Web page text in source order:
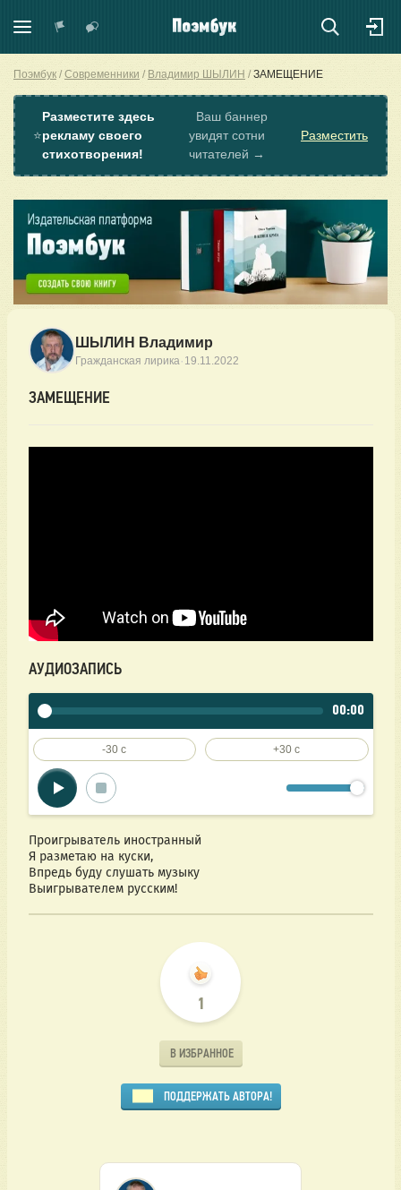
Поэмбук Современники Владимир ШЫЛИН ЗАМЕЩЕНИЕ
⭐
Разместите здесь
рекламу своего
стихотворения!
Ваш баннер
увидят сотни
читателей →
Разместить
ШЫЛИН Владимир
Гражданская лирика· 19.11.2022
ЗАМЕЩЕНИЕ
АУДИОЗАПИСЬ
00:00
-30 c +30 c
Проигрыватель иностранный
Я разметаю на куски,
Впредь буду слушать музыку
Выигрывателем русским!
1
В ИЗБРАННОЕ
ПОДДЕРЖАТЬ АВТОРА!